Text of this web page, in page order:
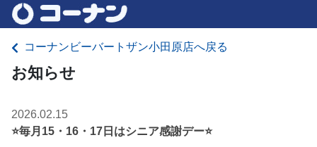
コーナンビーバートザン小田原店へ戻る
お知らせ
2026.02.15
⭐毎月15・16・17日はシニア感謝デー⭐